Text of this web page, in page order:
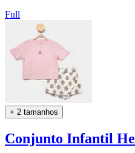
Full
+ 2 tamanhos
Conjunto Infantil